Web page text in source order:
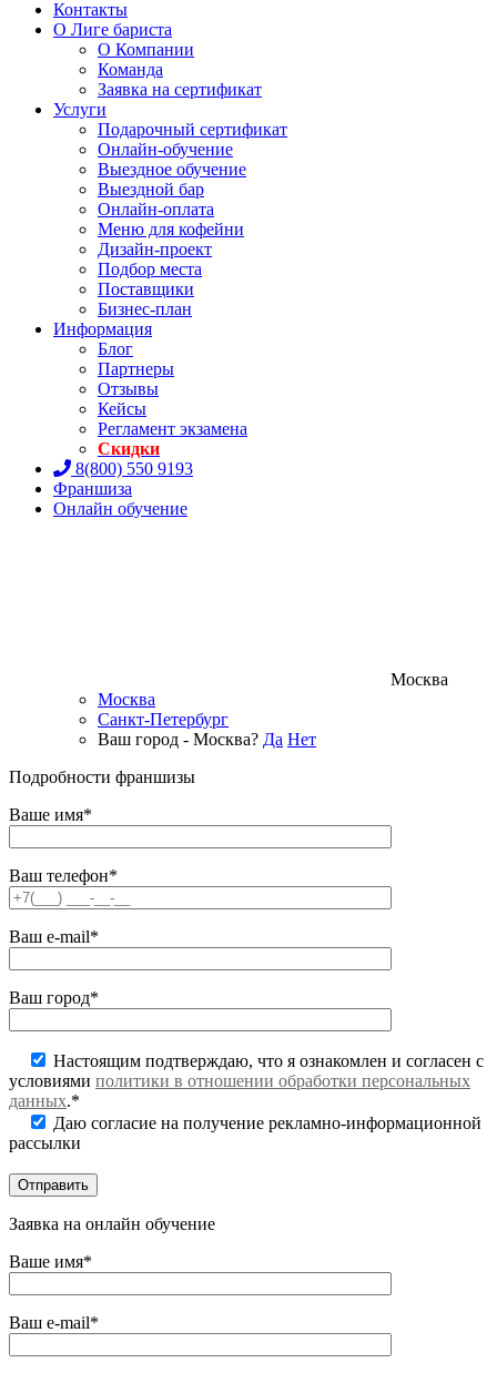
Контакты
О Лиге бариста
О Компании
Команда
Заявка на сертификат
Услуги
Подарочный сертификат
Онлайн-обучение
Выездное обучение
Выездной бар
Онлайн-оплата
Меню для кофейни
Дизайн-проект
Подбор места
Поставщики
Бизнес-план
Информация
Блог
Партнеры
Отзывы
Кейсы
Регламент экзамена
Скидки
8(800) 550 9193
Франшиза
Онлайн обучение
Москва
Москва
Санкт-Петербург
Ваш город - Москва? Да Нет
Подробности франшизы
Ваше имя*
Ваш телефон*
Ваш e-mail*
Ваш город*
Настоящим подтверждаю, что я ознакомлен и согласен с
условиями политики в отношении обработки персональных
данных.*
Даю согласие на получение рекламно-информационной
рассылки
Заявка на онлайн обучение
Ваше имя*
Ваш e-mail*